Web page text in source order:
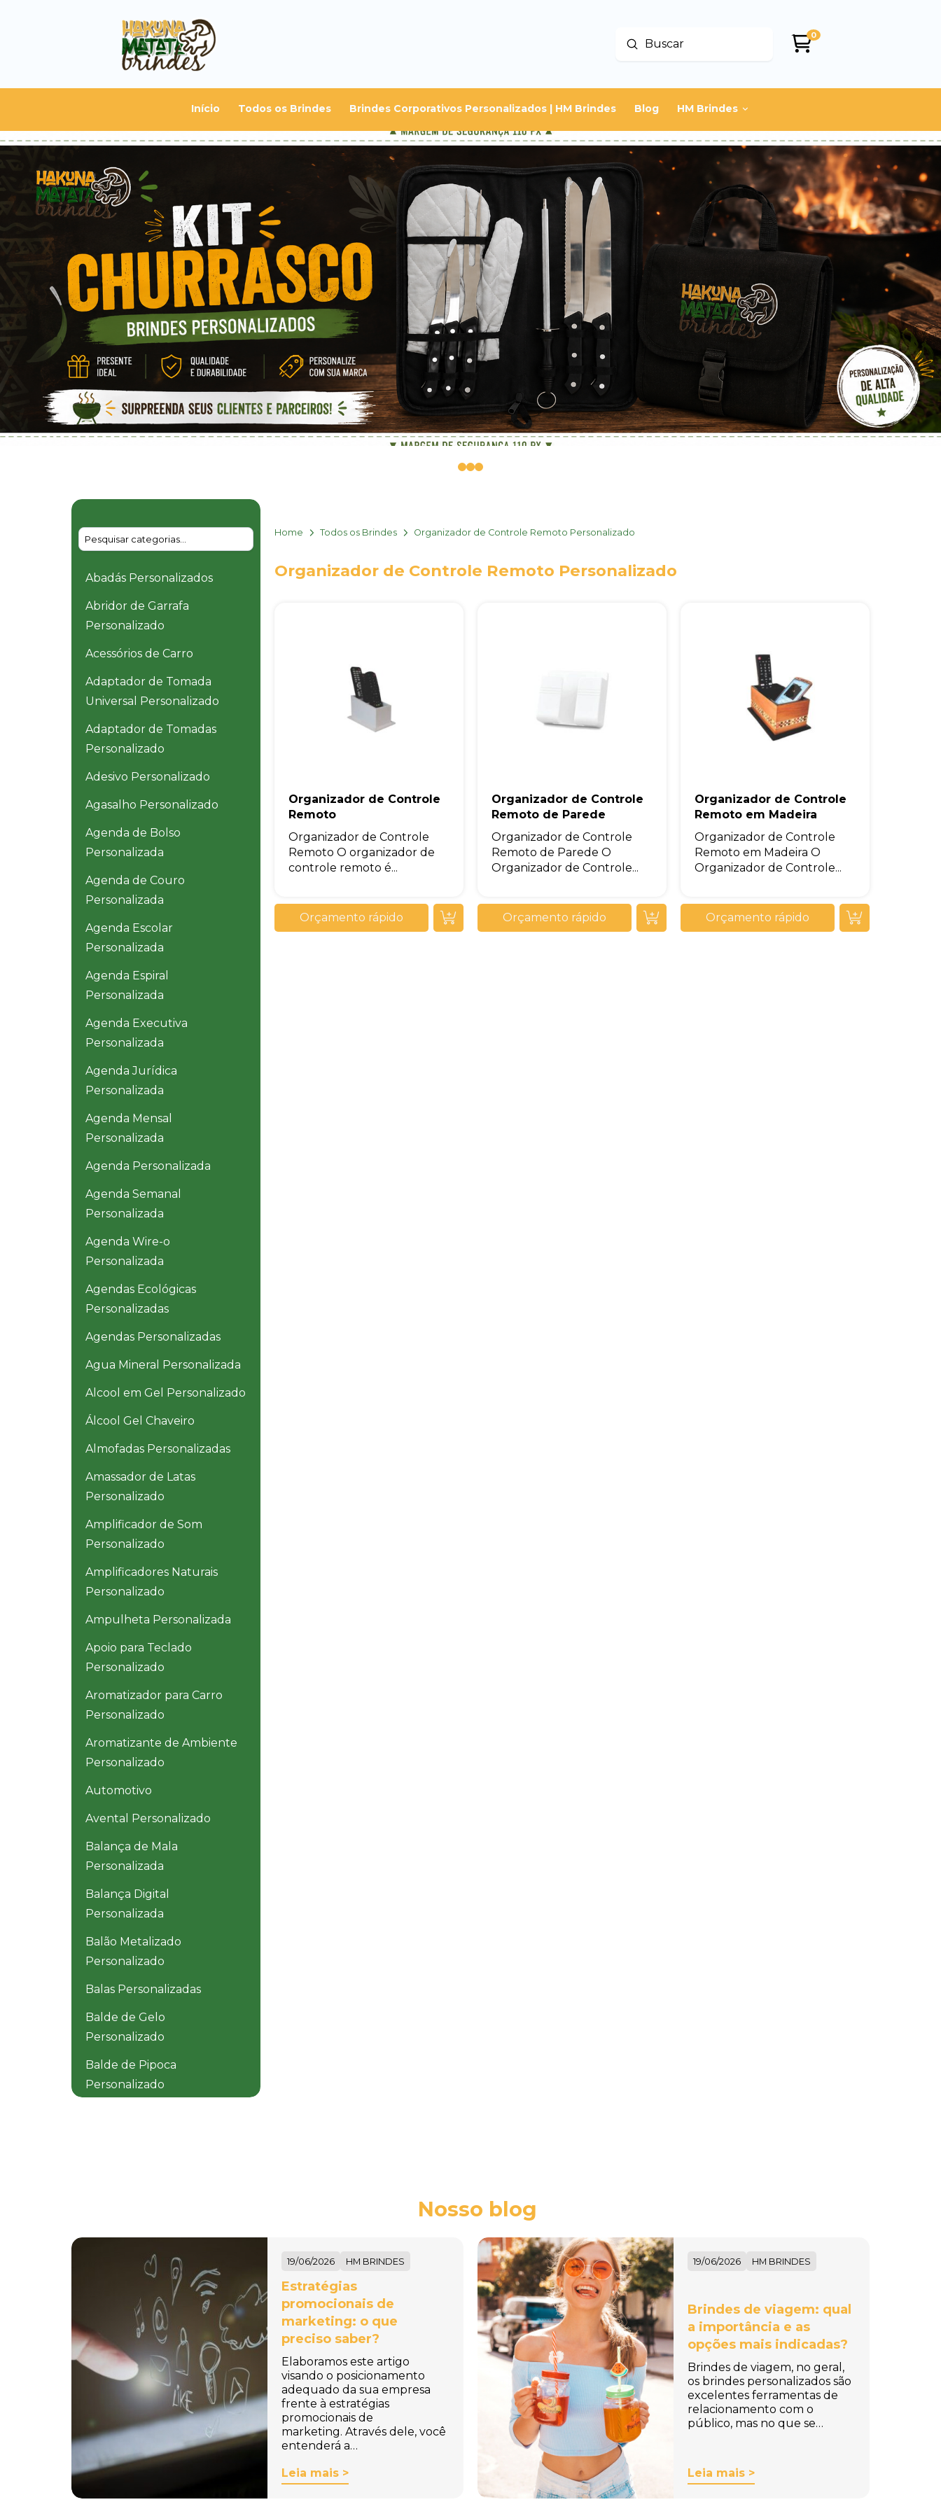
Buscar
Enviar
0
Início Todos os Brindes Brindes Corporativos Personalizados | HM Brindes Blog HM Brindes
01 2
Abadás Personalizados
Abridor de Garrafa
Personalizado
Acessórios de Carro
Adaptador de Tomada
Universal Personalizado
Adaptador de Tomadas
Personalizado
Adesivo Personalizado
Agasalho Personalizado
Agenda de Bolso
Personalizada
Agenda de Couro
Personalizada
Agenda Escolar
Personalizada
Agenda Espiral
Personalizada
Agenda Executiva
Personalizada
Agenda Jurídica
Personalizada
Agenda Mensal
Personalizada
Agenda Personalizada
Agenda Semanal
Personalizada
Agenda Wire-o
Personalizada
Agendas Ecológicas
Personalizadas
Agendas Personalizadas
Agua Mineral Personalizada
Alcool em Gel Personalizado
Álcool Gel Chaveiro
Almofadas Personalizadas
Amassador de Latas
Personalizado
Amplificador de Som
Personalizado
Amplificadores Naturais
Personalizado
Ampulheta Personalizada
Apoio para Teclado
Personalizado
Aromatizador para Carro
Personalizado
Aromatizante de Ambiente
Personalizado
Automotivo
Avental Personalizado
Balança de Mala
Personalizada
Balança Digital
Personalizada
Balão Metalizado
Personalizado
Balas Personalizadas
Balde de Gelo
Personalizado
Balde de Pipoca
Personalizado
Baleiro Personalizado
Bambolê Personalizado
Bandana para Cachorro
Personalizada
Bandanas Personalizadas
Bandeira de Mesa
Personalizada
Bandeira para Carro
Personalizada
Home Todos os Brindes Organizador de Controle Remoto Personalizado
Organizador de Controle Remoto Personalizado
Organizador de Controle
Remoto
Organizador de Controle
Remoto O organizador de
controle remoto é...
Orçamento rápido
Organizador de Controle
Remoto de Parede
Organizador de Controle
Remoto de Parede O
Organizador de Controle...
Orçamento rápido
Organizador de Controle
Remoto em Madeira
Organizador de Controle
Remoto em Madeira O
Organizador de Controle...
Orçamento rápido
Nosso blog
19/06/2026 HM BRINDES
Estratégias
promocionais de
marketing: o que
preciso saber?
Elaboramos este artigo
visando o posicionamento
adequado da sua empresa
frente à estratégias
promocionais de
marketing. Através dele, você
entenderá a…
Leia mais >
19/06/2026 HM BRINDES
Brindes de viagem: qual
a importância e as
opções mais indicadas?
Brindes de viagem, no geral,
os brindes personalizados são
excelentes ferramentas de
relacionamento com o
público, mas no que se…
Leia mais >